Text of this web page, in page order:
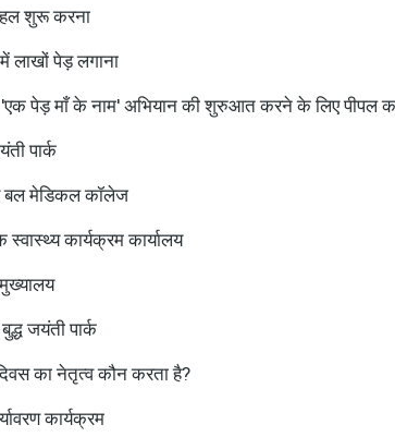
शुरू करना
लाखों पेड़ लगाना
'एक पेड़ माँ के नाम' अभियान की शुरुआत करने के लिए पीपल
पार्क
बल मेडिकल कॉलेज
स्वास्थ्य कार्यक्रम कार्यालय
मुख्यालय
जयंती पार्क
दिवस का नेतृत्व कौन करता है?
कार्यक्रम